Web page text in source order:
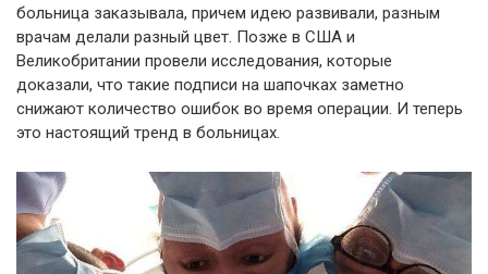
больница заказывала, причем идею развивали, разным
врачам делали разный цвет. Позже в США и
Великобритании провели исследования, которые
доказали, что такие подписи на шапочках заметно
снижают количество ошибок во время операции. И теперь
это настоящий тренд в больницах.